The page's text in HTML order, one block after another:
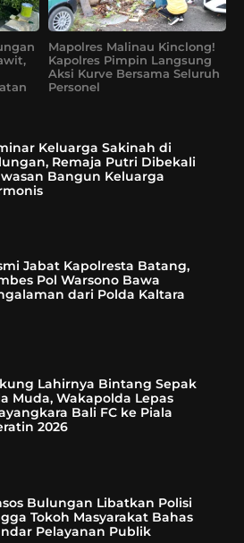
Mapolres Malinau Kinclong!
Kapolres Pimpin Langsung
Aksi Kurve Bersama Seluruh
Personel
Keluarga Sakinah di
Remaja Putri Dibekali
Bangun Keluarga
Jabat Kapolresta Batang,
Pol Warsono Bawa
dari Polda Kaltara
Lahirnya Bintang Sepak
Muda, Wakapolda Lepas
Bali FC ke Piala
2026
Bulungan Libatkan Polisi
Tokoh Masyarakat Bahas
Pelayanan Publik